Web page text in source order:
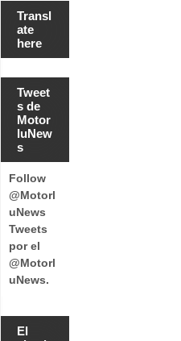
Transl
ate
here
Tweet
s de
Motor
luNew
s
Follow
@Motorl
uNews
Tweets
por el
@Motorl
uNews.
El